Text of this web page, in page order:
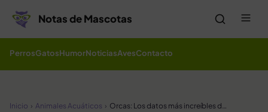
Notas de Mascotas
PerrosGatosHumorNoticiasAvesContacto
Inicio Animales Acuáticos Orcas: Los datos más increíbles de las “ballenas asesinas”